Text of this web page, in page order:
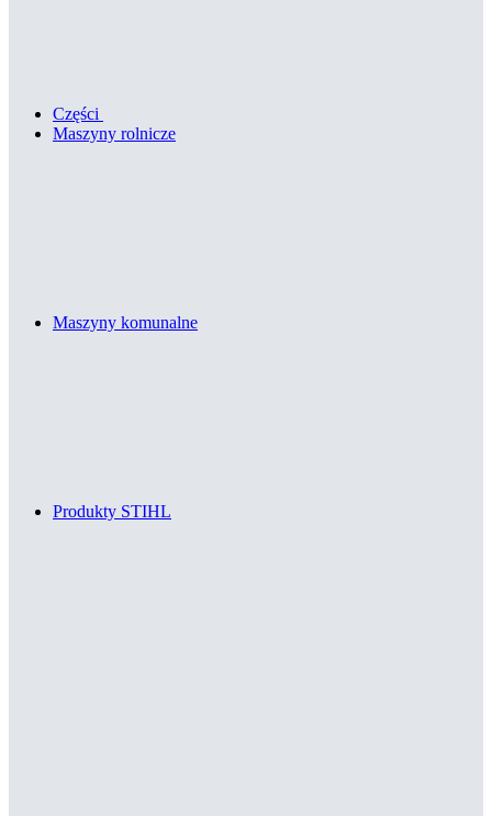
Części
Maszyny rolnicze
Maszyny komunalne
Produkty STIHL